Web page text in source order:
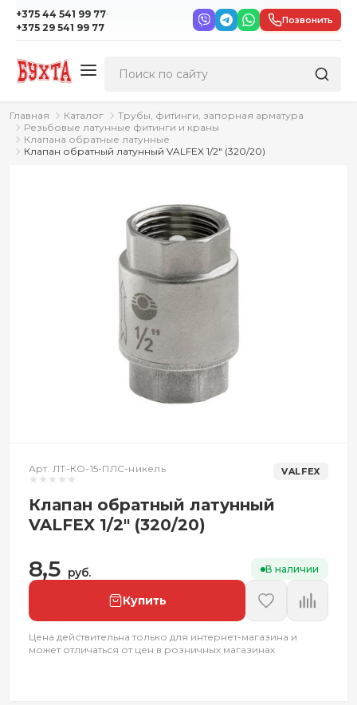
+375 44 541 99 77·
+375 29 541 99 77
Позвонить
Главная Каталог
Трубы, фитинги, запорная арматура
Резьбовые латунные фитинги и краны
Клапана обратные латунные
Клапан обратный латунный VALFEX 1/2" (320/20)
Арт. ЛТ-КО-15-ПЛС-никель VALFEX
Клапан обратный латунный
VALFEX 1/2" (320/20)
8,5 руб. В наличии
Купить
Цена действительна только для интернет-магазина и
может отличаться от цен в розничных магазинах